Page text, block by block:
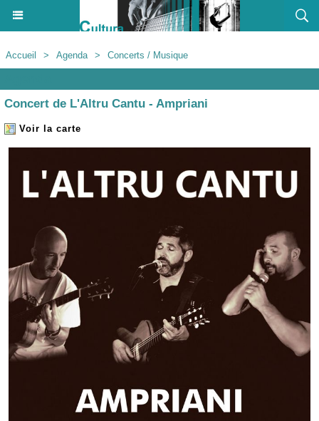
Accueil > Agenda > Concerts / Musique
Concert de L'Altru Cantu - Ampriani
Voir la carte